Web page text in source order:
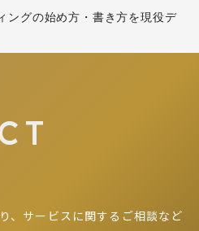
ングの始め方・書き方を現役デ
、サービスに関するご相談など